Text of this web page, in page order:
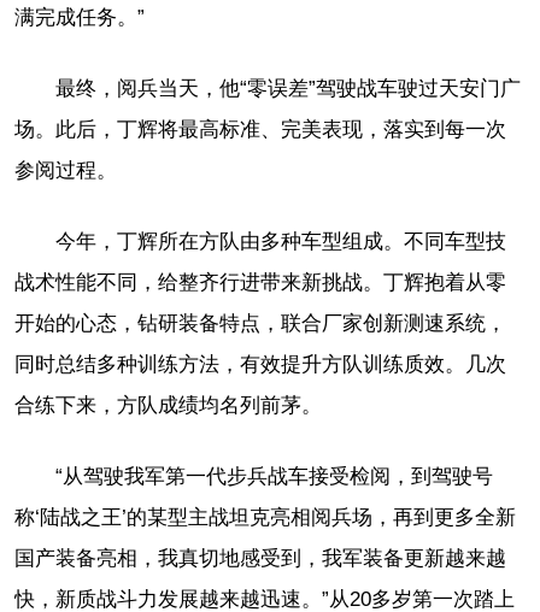
满完成任务。”
最终，阅兵当天，他“零误差”驾驶战车驶过天安门广
场。此后，丁辉将最高标准、完美表现，落实到每一次
参阅过程。
今年，丁辉所在方队由多种车型组成。不同车型技
战术性能不同，给整齐行进带来新挑战。丁辉抱着从零
开始的心态，钻研装备特点，联合厂家创新测速系统，
同时总结多种训练方法，有效提升方队训练质效。几次
合练下来，方队成绩均名列前茅。
“从驾驶我军第一代步兵战车接受检阅，到驾驶号
称‘陆战之王’的某型主战坦克亮相阅兵场，再到更多全新
国产装备亮相，我真切地感受到，我军装备更新越来越
快，新质战斗力发展越来越迅速。”从20多岁第一次踏上